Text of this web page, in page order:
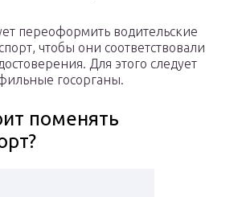
переоформить водительские
чтобы они соответствовали
Для этого следует
госорганы.
поменять